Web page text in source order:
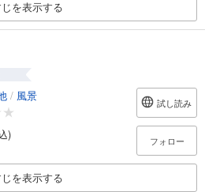
を表示する
/ 風景
)
試し読み
フォロー
を表示する